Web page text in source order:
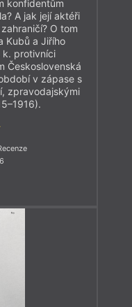
konfidentům
A jak její aktéři
O tom
Kubů a Jiřího
k. protivníci
Československá
v zápase s
zpravodajskými